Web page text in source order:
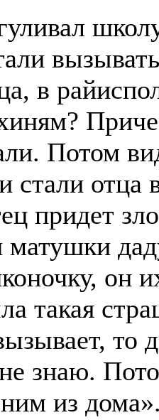
в
Потом
стали
придет
он
такая
то
знаю.
из